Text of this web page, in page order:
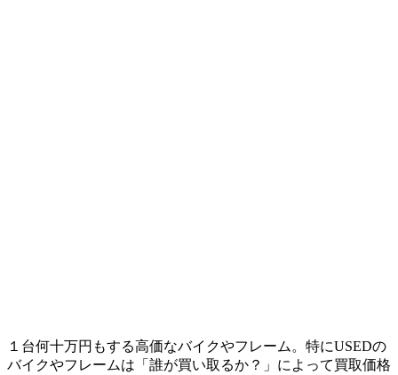
１台何十万円もする高価なバイクやフレーム。特にUSEDの
バイクやフレームは「誰が買い取るか？」によって買取価格